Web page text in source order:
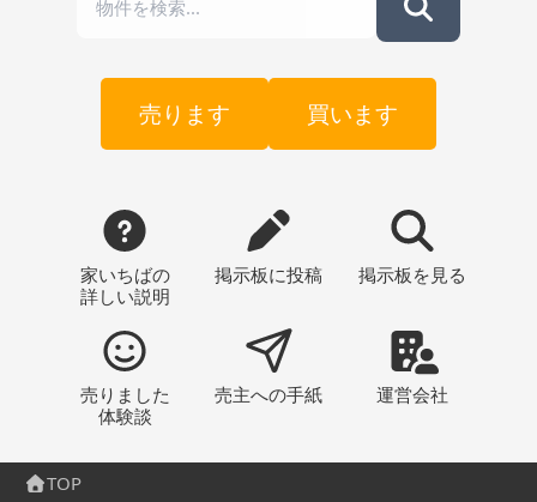
売ります 買います
家いちばの
詳しい説明
掲示板に投稿 掲示板 を見る
売りました
体験談
売主への手紙 運営会社
TOP